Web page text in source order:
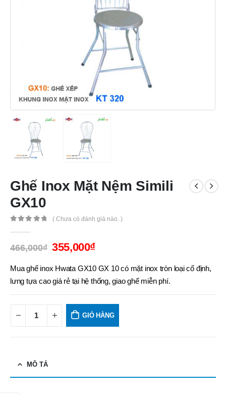
Ghế Inox Mặt Nệm Simili
GX10
( Chưa có đánh giá nào. )
466,000₫ 355,000₫
Mua ghế inox Hwata GX10 GX 10 có mặt inox tròn loại cố định,
lưng tựa cao giá rẻ tại hệ thống, giao ghế miễn phí.
GIỎ HÀNG
MÔ TẢ